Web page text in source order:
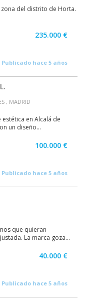
del distrito de Horta.
235.000 €
Publicado hace 5 años
, MADRID
en Alcalá de
un diseño...
100.000 €
Publicado hace 5 años
que quieran
La marca goza...
40.000 €
Publicado hace 5 años